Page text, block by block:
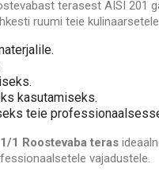
terasest AISI 201
ruumi teie
kasutamiseks.
teie
1 Roostevaba teras
vajadustele.